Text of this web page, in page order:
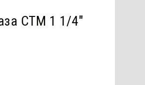
СТМ 1 1/4"